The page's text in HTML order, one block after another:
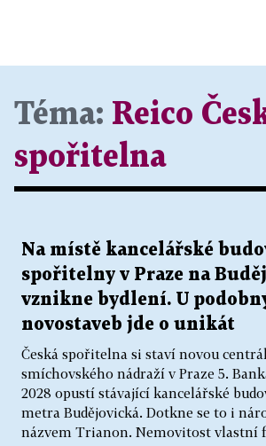
Téma: Reico
spořitelna
Na místě kancelářské
spořitelny v Praze na
vznikne bydlení. U
novostaveb jde o unikát
Česká spořitelna si staví novou
smíchovského nádraží v Praze 5.
2028 opustí stávající kancelářské
metra Budějovická. Dotkne se to i
názvem Trianon. Nemovitost vlastní